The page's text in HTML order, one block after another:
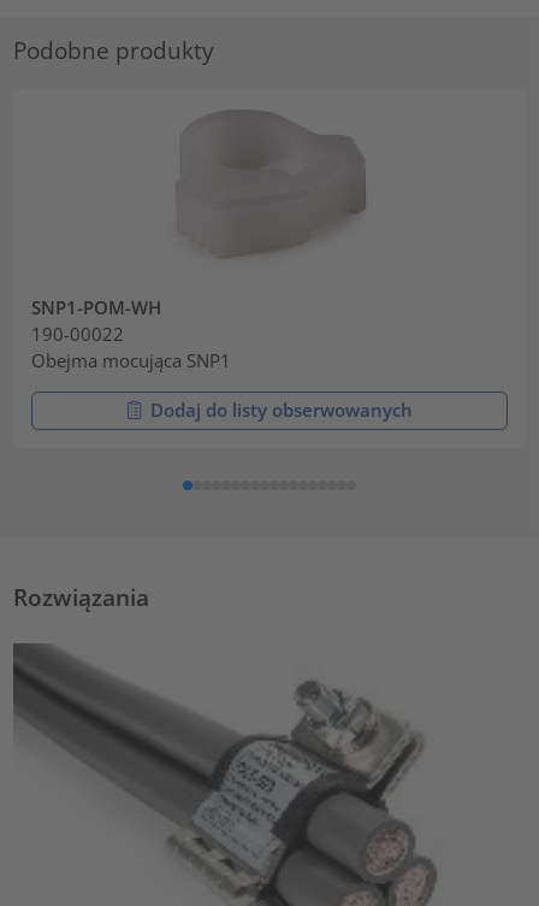
Podobne produkty
SNP1-POM-WH
190-00022
Obejma mocująca SNP1
Dodaj do listy obserwowanych
Rozwiązania